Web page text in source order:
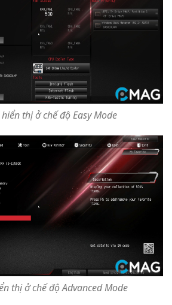
thị ở chế độ Easy Mode
thị ở chế độ Advanced Mode